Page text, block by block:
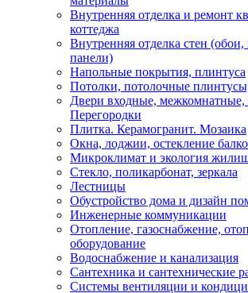
Внутренняя отделка и ремонт
коттеджа
Внутренняя отделка стен (обои,
панели)
Напольные покрытия, плинтуса
Потолки, потолочные
Двери входные, межкомнатные,
Перегородки
Плитка. Керамогранит. Мозаика
Окна, лоджии, остекление
Микроклимат и экология
Стекло, поликарбонат, зеркала
Лестницы
Обустройство дома и дизайн
Инженерные коммуникации
Отопление, газоснабжение,
оборудование
Водоснабжение и канализация
Сантехника и сантехнические
Системы вентиляции и